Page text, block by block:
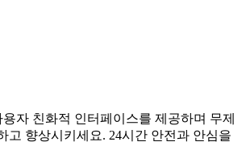
자 친화적 인터페이스를 제공하며 무제
향상시키세요. 24시간 안전과 안심을